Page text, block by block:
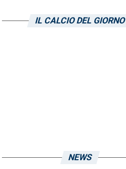
IL CALCIO DEL GIORNO
NEWS